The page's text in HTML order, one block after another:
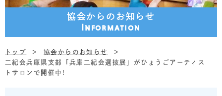
協会からのお知らせ
Information
トップ
協会からのお知らせ
二紀会兵庫県支部「兵庫二紀会選抜展」がひょうごアーティス
トサロンで開催中!